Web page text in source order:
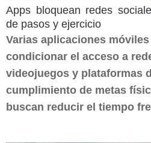
Apps bloquean redes
de pasos y ejercicio
Varias aplicaciones
condicionar el acceso a
videojuegos y plataformas
cumplimiento de metas
buscan reducir el tiempo